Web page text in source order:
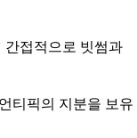
간접적으로 빗썸과
티픽의 지분을 보유